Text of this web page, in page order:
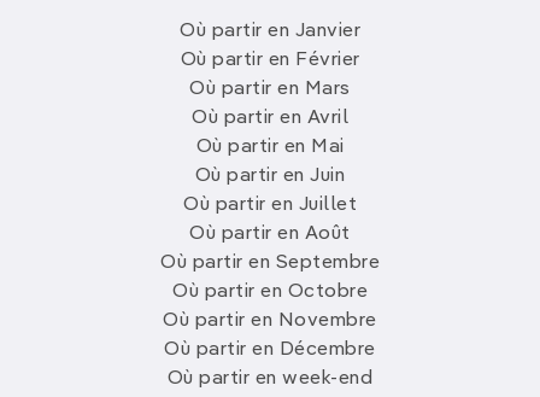
Où partir en Janvier
Où partir en Février
Où partir en Mars
Où partir en Avril
Où partir en Mai
Où partir en Juin
Où partir en Juillet
Où partir en Août
Où partir en Septembre
Où partir en Octobre
Où partir en Novembre
Où partir en Décembre
Où partir en week-end